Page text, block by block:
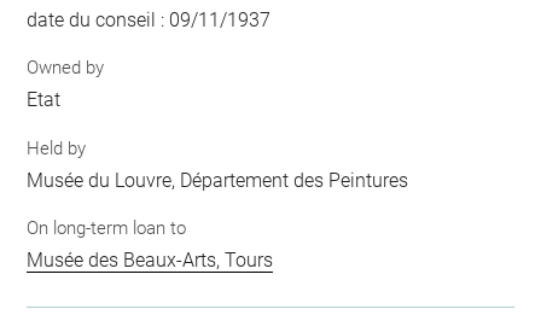
date du conseil : 09/11/1937
Owned by
Etat
Held by
Musée du Louvre, Département des Peintures
On long-term loan to
Musée des Beaux-Arts, Tours